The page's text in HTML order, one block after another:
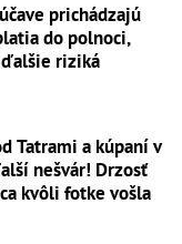
prichádzajú
do polnoci,
riziká
Tatrami a kúpaní v
nešvár! Drzosť
kvôli fotke vošla